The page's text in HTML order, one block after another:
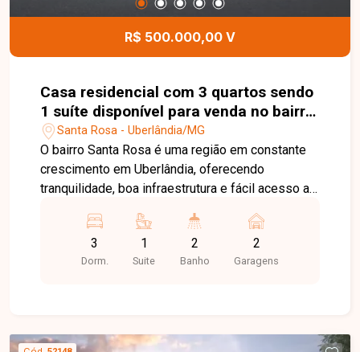
Entre em contato para mais informações e
agende sua visita!
R$ 500.000,00 V
Casa residencial com 3 quartos sendo
1 suíte disponível para venda no bairro
Santa Rosa em Uberlândia-MG
Santa Rosa - Uberlândia/MG
O bairro Santa Rosa é uma região em constante
crescimento em Uberlândia, oferecendo
tranquilidade, boa infraestrutura e fácil acesso a
proporciona praticidade no dia a dia, com
proximidade a comércios, serviços e
conveniências essenciais. Casa com acabamento
cozinha funcional, área de serviço e vaga de
3
Dorm.
1
Suite
2
Banho
2
Garagens